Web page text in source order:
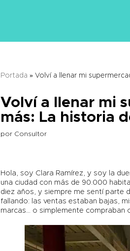
Portada »Volví a llenar mi
Volví a llenar mi
más: La historia
por Consultor
Hola, soy Clara Ramírez, y soy la
una ciudad con más de 90.000
diez años, y siempre me sentí parte
fallando: las ventas estaban bajas,
marcas… o simplemente compraban